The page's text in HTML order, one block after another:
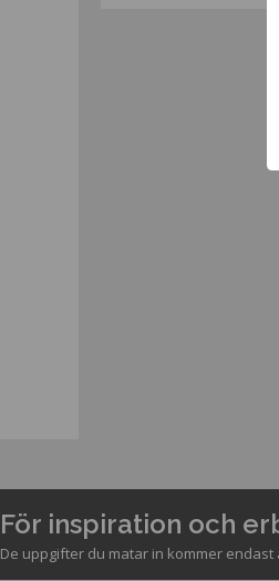
För inspiration och
De uppgifter du matar in kommer